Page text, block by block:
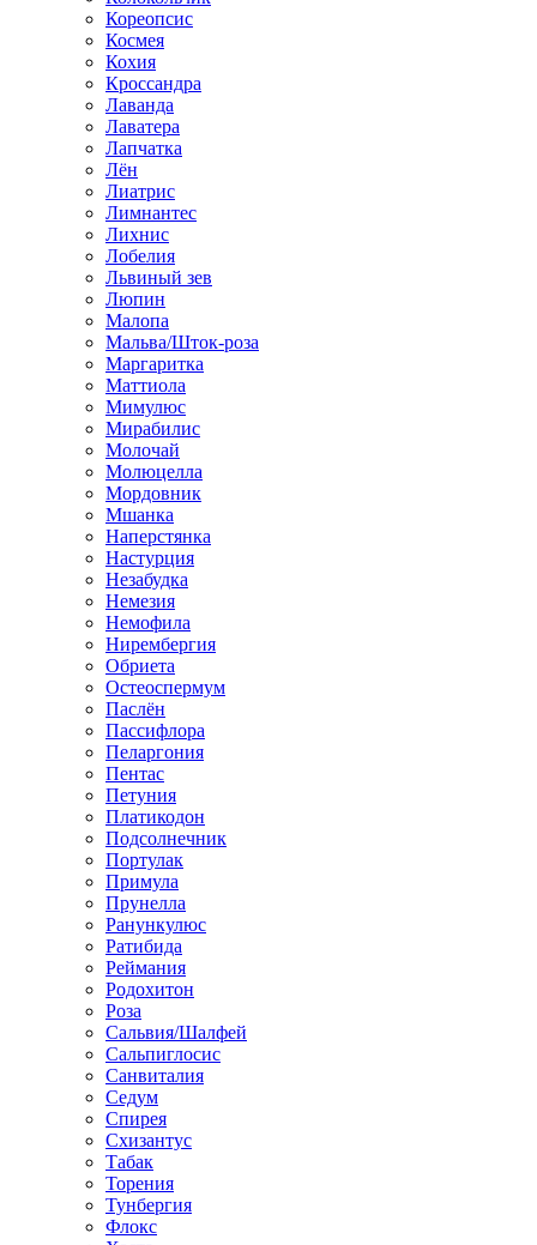
Кореопсис
Космея
Кохия
Кроссандра
Лаванда
Лаватера
Лапчатка
Лён
Лиатрис
Лимнантес
Лихнис
Лобелия
Львиный зев
Люпин
Малопа
Мальва/Шток-роза
Маргаритка
Маттиола
Мимулюс
Мирабилис
Молочай
Молюцелла
Мордовник
Мшанка
Наперстянка
Настурция
Незабудка
Немезия
Немофила
Нирембергия
Обриета
Остеоспермум
Паслён
Пассифлора
Пеларгония
Пентас
Петуния
Платикодон
Подсолнечник
Портулак
Примула
Прунелла
Ранункулюс
Ратибида
Реймания
Родохитон
Роза
Сальвия/Шалфей
Сальпиглосис
Санвиталия
Седум
Спирея
Схизантус
Табак
Торения
Тунбергия
Флокс